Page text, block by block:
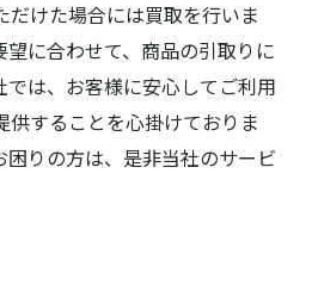
けた場合には買取を行いま
に合わせて、商品の引取りに
では、お客様に安心してご利用
供することを心掛けておりま
困りの方は、是非当社のサービ